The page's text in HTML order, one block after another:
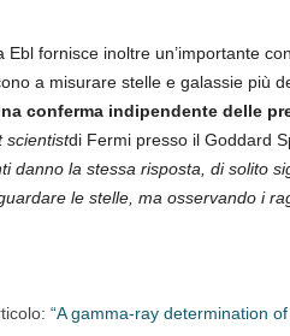
Ebl fornisce inoltre un’importante
a misurare stelle e galassie più
conferma indipendente delle
scientistdi Fermi presso il Goddard
danno la stessa risposta, di solito
le stelle, ma osservando i
“A gamma-ray determination